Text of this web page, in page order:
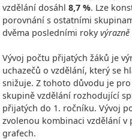
vzdělání dosáhl 8,7 %. Lze
porovnání s ostatními
dvěma posledními roky
Vývoj počtu přijatých žáků je
uchazečů o vzdělání, který se
snižuje. Z tohoto důvodu je
skupině vzdělání rozhodující
přijatých do 1. ročníku. Vývoj
zvolenou kombinaci vzdělání v
grafech.